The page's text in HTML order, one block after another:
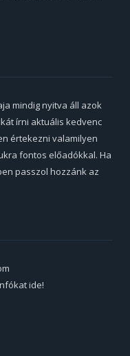
mindig nyitva áll azok
írni aktuális kedvenc
értekezni valamilyen
fontos előadókkal. Ha
passzol hozzánk az
ide!